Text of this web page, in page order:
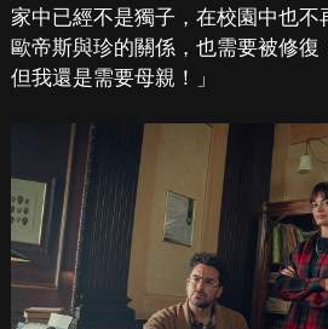
家中已經不是獨子，在校園中也
歐帝斯與珍的關係，也需要被修復
但我還是需要母親！」